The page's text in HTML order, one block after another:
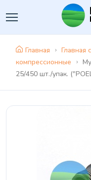
Главная Главная
компрессионные
25/450 шт./упак.